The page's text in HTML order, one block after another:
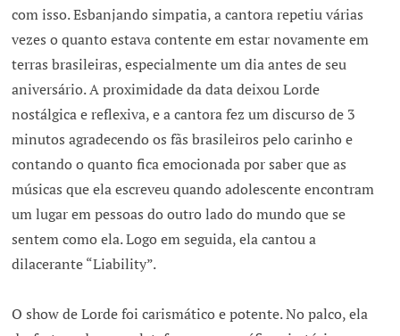
com isso. Esbanjando simpatia, a cantora repetiu várias
vezes o quanto estava contente em estar novamente em
terras brasileiras, especialmente um dia antes de seu
aniversário. A proximidade da data deixou Lorde
nostálgica e reflexiva, e a cantora fez um discurso de 3
minutos agradecendo os fãs brasileiros pelo carinho e
contando o quanto fica emocionada por saber que as
músicas que ela escreveu quando adolescente encontram
um lugar em pessoas do outro lado do mundo que se
sentem como ela. Logo em seguida, ela cantou a
dilacerante “Liability”.
O show de Lorde foi carismático e potente. No palco, ela